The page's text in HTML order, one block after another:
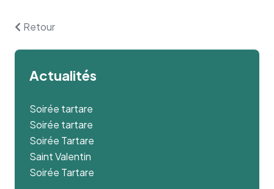
Retour
Actualités
Soirée tartare
Soirée tartare
Soirée Tartare
Saint Valentin
Soirée Tartare